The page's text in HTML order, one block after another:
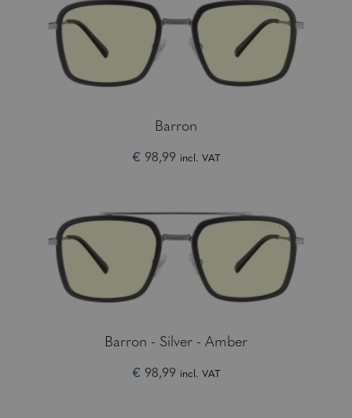
Barron
€ 98,99 incl. VAT
Barron - Silver - Amber
€ 98,99 incl. VAT